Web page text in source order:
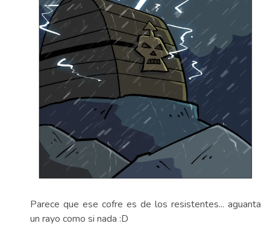
Parece que ese cofre es de los resistentes... aguanta
un rayo como si nada :D